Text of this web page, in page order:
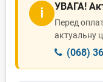
ℹ УВАГА!
Перед
актуальну
(068)